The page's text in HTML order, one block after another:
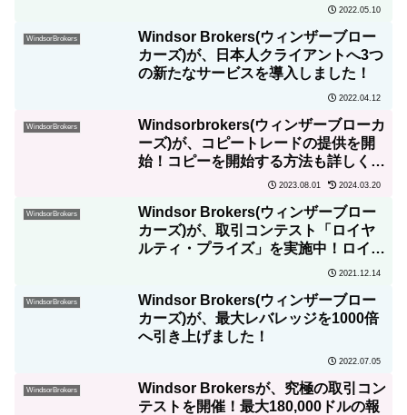
2022.05.10
WindsorBrokers
Windsor Brokers(ウィンザーブロー
カーズ)が、日本人クライアントへ3つ
の新たなサービスを導入しました！
2022.04.12
WindsorBrokers
Windsorbrokers(ウィンザーブローカ
ーズ)が、コピートレードの提供を開
始！コピーを開始する方法も詳しく解
2023.08.01 2024.03.20
WindsorBrokers
Windsor Brokers(ウィンザーブロー
カーズ)が、取引コンテスト「ロイヤ
ルティ・プライズ」を実施中！ロイヤ
ルティ・ポイントで、豪華賞品を受け
2021.12.14
WindsorBrokers
Windsor Brokers(ウィンザーブロー
カーズ)が、最大レバレッジを1000倍
へ引き上げました！
2022.07.05
WindsorBrokers
Windsor Brokersが、究極の取引コン
テストを開催！最大180,000ドルの報